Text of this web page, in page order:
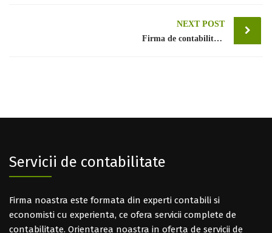
NEXT POST
Firma de contabilitate Bucuresti sector 1
Servicii de contabilitate
Firma noastra este formata din experti contabili si
economisti cu experienta, ce ofera servicii complete de
contabilitate. Orientarea noastra in oferta de servicii de